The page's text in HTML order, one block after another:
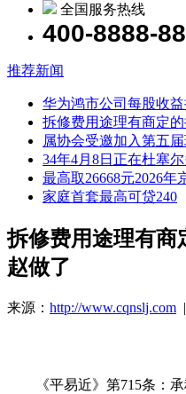
全国服务热线
400-8888-
推荐新闻
华为鸿市公司每股收
拆修费用途理有商定
属协会受邀加入第五
34年4月8日正在杜塞
最高取26668元2026年
家庭首套最高可贷240
拆修费用途理有商
赵做了
来源： http://www.cqnslj.com
《平易近》第715条：承